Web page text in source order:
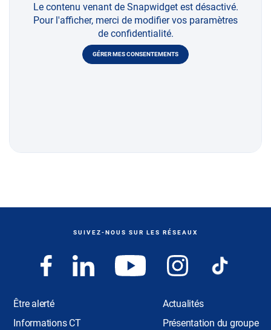
Le contenu venant de Snapwidget est désactivé.
Pour l'afficher, merci de modifier vos paramètres
de confidentialité.
GÉRER MES CONSENTEMENTS
SUIVEZ-NOUS SUR LES RÉSEAUX
Être alerté
Informations CT
Actualités
Présentation du groupe